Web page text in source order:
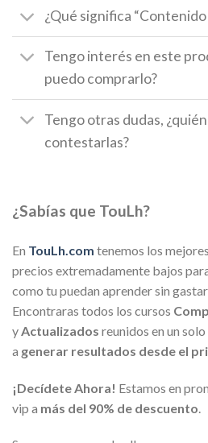
¿Qué significa
Tengo interés en este
puedo comprarlo?
Tengo otras dudas,
contestarlas?
¿Sabías que TouLh?
En TouLh.com tenemos los
precios extremadamente bajos
como tu puedan aprender sin
Encontraras todos los cursos
y Actualizados reunidos en un
a generar resultados desde el
¡Decídete Ahora! Estamos en
vip a más del 90% de descuento